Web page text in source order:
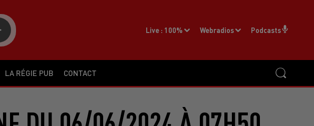
LA RÉGIE PUB CONTACT
Live : 100% Webradios Podcasts